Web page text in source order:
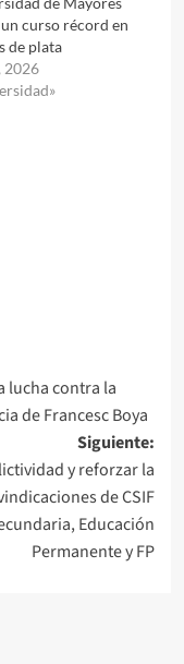
curso récord en
de plata
2026
lucha contra la
de Francesc Boya
Siguiente:
y reforzar la
de CSIF
Educación
Permanente y FP